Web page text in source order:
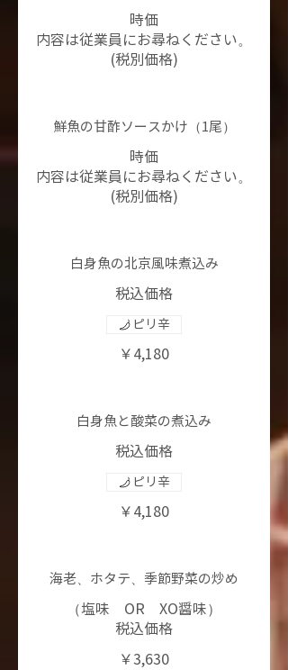
時価
内容は従業員にお尋ねください。
(税別価格)
鮮魚の甘酢ソースかけ（1尾）
時価
内容は従業員にお尋ねください。
(税別価格)
白身魚の北京風味煮込み
税込価格
￥4,180
ピリ辛
白身魚と酸菜の煮込み
税込価格
￥4,180
ピリ辛
海老、ホタテ、季節野菜の炒め
（塩味 OR XO醤味）
税込価格
￥3,630